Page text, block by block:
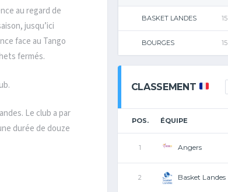
au regard de
jusqu’ici
face au Tango
fermés.
Le club a par
durée de douze
BASKET LANDES 15
BOURGES 15
CLASSEMENT
POS. ÉQUIPE
1 Angers
2 Basket Landes